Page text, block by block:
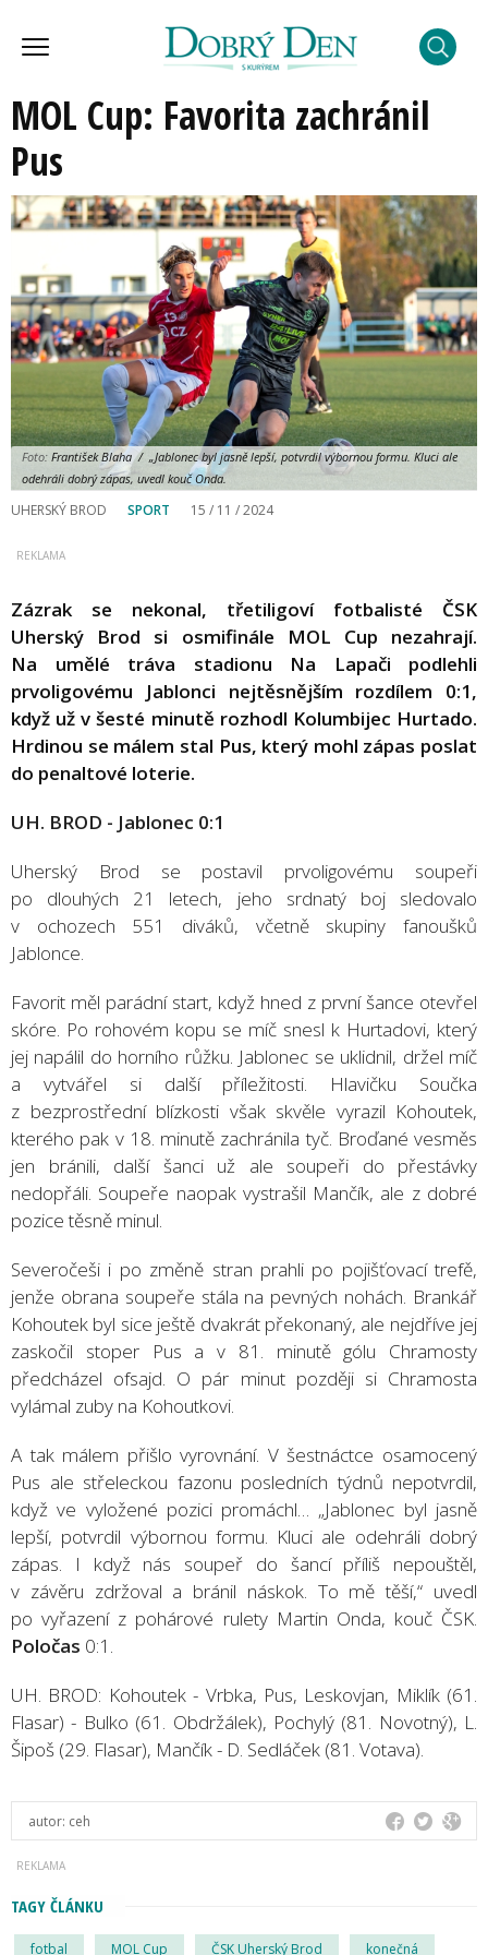
MOL Cup: Favorita zachránil
Pus
Foto: František Blaha / „Jablonec byl jasně lepší, potvrdil výbornou formu. Kluci ale
odehráli dobrý zápas, uvedl kouč Onda.
UHERSKÝ BROD SPORT 15 / 11 / 2024
Zázrak se nekonal, třetiligoví fotbalisté ČSK
Uherský Brod si osmifinále MOL Cup nezahrají.
Na umělé tráva stadionu Na Lapači podlehli
prvoligovému Jablonci nejtěsnějším rozdílem 0:1,
když už v šesté minutě rozhodl Kolumbijec Hurtado.
Hrdinou se málem stal Pus, který mohl zápas poslat
do penaltové loterie.
UH. BROD - Jablonec 0:1
Uherský Brod se postavil prvoligovému soupeři
po dlouhých 21 letech, jeho srdnatý boj sledovalo
v ochozech 551 diváků, včetně skupiny fanoušků
Jablonce.
Favorit měl parádní start, když hned z první šance otevřel
skóre. Po rohovém kopu se míč snesl k Hurtadovi, který
jej napálil do horního růžku. Jablonec se uklidnil, držel míč
a vytvářel si další příležitosti. Hlavičku Součka
z bezprostřední blízkosti však skvěle vyrazil Kohoutek,
kterého pak v 18. minutě zachránila tyč. Broďané vesměs
jen bránili, další šanci už ale soupeři do přestávky
nedopřáli. Soupeře naopak vystrašil Mančík, ale z dobré
pozice těsně minul.
Severočeši i po změně stran prahli po pojišťovací trefě,
jenže obrana soupeře stála na pevných nohách. Brankář
Kohoutek byl sice ještě dvakrát překonaný, ale nejdříve jej
zaskočil stoper Pus a v 81. minutě gólu Chramosty
předcházel ofsajd. O pár minut později si Chramosta
vylámal zuby na Kohoutkovi.
A tak málem přišlo vyrovnání. V šestnáctce osamocený
Pus ale střeleckou fazonu posledních týdnů nepotvrdil,
když ve vyložené pozici promáchl… „Jablonec byl jasně
lepší, potvrdil výbornou formu. Kluci ale odehráli dobrý
zápas. I když nás soupeř do šancí příliš nepouštěl,
v závěru zdržoval a bránil náskok. To mě těší,“ uvedl
po vyřazení z pohárové rulety Martin Onda, kouč ČSK.
Poločas 0:1.
UH. BROD: Kohoutek - Vrbka, Pus, Leskovjan, Miklík (61.
Flasar) - Bulko (61. Obdržálek), Pochylý (81. Novotný), L.
Šipoš (29. Flasar), Mančík - D. Sedláček (81. Votava).
autor: ceh
TAGY ČLÁNKU
fotbal MOL Cup ČSK Uherský Brod konečná